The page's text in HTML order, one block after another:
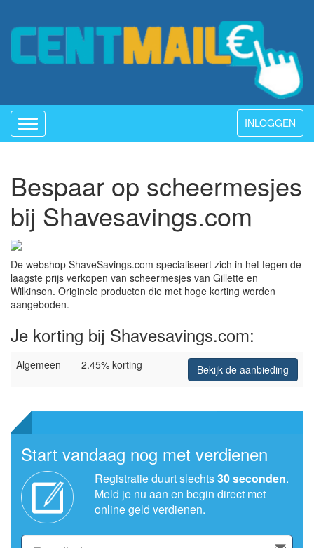
Toggle
navigation
INLOGGEN
Bespaar op scheermesjes
bij Shavesavings.com
De webshop ShaveSavings.com specialiseert zich in het tegen de
laagste prijs verkopen van scheermesjes van Gillette en
Wilkinson. Originele producten die met hoge korting worden
aangeboden.
Je korting bij Shavesavings.com:
Algemeen 2.45% korting Bekijk de aanbieding
Start vandaag nog met verdienen
Registratie duurt slechts30 seconden.
Meld je nu aan en begin direct met
online geld verdienen.